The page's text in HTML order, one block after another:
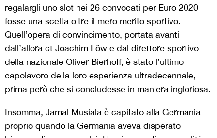
regalargli uno slot nei 26 convocati per Euro 2020
fosse una scelta oltre il mero merito sportivo.
Quell’opera di convincimento, portata avanti
dall’allora ct Joachim Löw e dal direttore sportivo
della nazionale Oliver Bierhoff, è stato l’ultimo
capolavoro della loro esperienza ultradecennale,
prima però che si concludesse in maniera ingloriosa.
Insomma, Jamal Musiala è capitato alla Germania
proprio quando la Germania aveva disperato